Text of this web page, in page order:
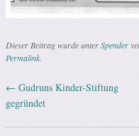
Dieser Beitrag wurde unterSpender
Permalink.
Artikel-Navigation
← Gudruns Kinder-Stiftung
gegründet